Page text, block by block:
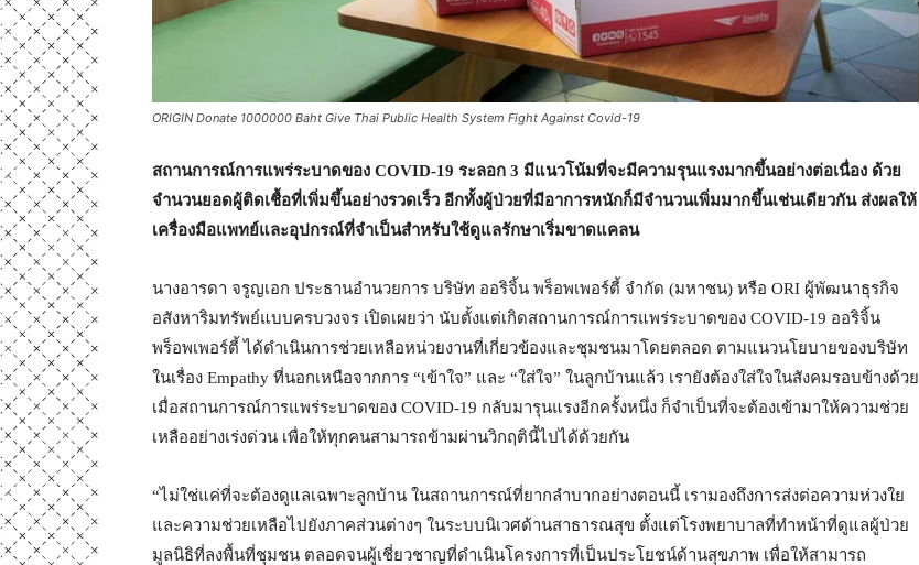
ORIGIN Donate 1000000 Baht Give Thai Public Health System Fight Against Covid-19
สถานการณ์การแพร่ระบาดของ COVID-19 ระลอก 3 มีแนวโน้มที่จะมีความรุนแรงมากขึ้นอย่างต่อเนื่อง ด้วย
จำนวนยอดผู้ติดเชื้อที่เพิ่มขึ้นอย่างรวดเร็ว อีกทั้งผู้ป่วยที่มีอาการหนักก็มีจำนวนเพิ่มมากขึ้นเช่นเดียวกัน ส่งผลให้
เครื่องมือแพทย์และอุปกรณ์ที่จำเป็นสำหรับใช้ดูแลรักษาเริ่มขาดแคลน
นางอารดา จรูญเอก ประธานอำนวยการ บริษัท ออริจิ้น พร็อพเพอร์ตี้ จำกัด (มหาชน) หรือ ORI ผู้พัฒนาธุรกิจ
อสังหาริมทรัพย์แบบครบวงจร เปิดเผยว่า นับตั้งแต่เกิดสถานการณ์การแพร่ระบาดของ COVID-19 ออริจิ้น
พร็อพเพอร์ตี้ ได้ดำเนินการช่วยเหลือหน่วยงานที่เกี่ยวข้องและชุมชนมาโดยตลอด ตามแนวนโยบายของบริษัท
ในเรื่อง Empathy ที่นอกเหนือจากการ “เข้าใจ” และ “ใส่ใจ” ในลูกบ้านแล้ว เรายังต้องใส่ใจในสังคมรอบข้างด้วย
เมื่อสถานการณ์การแพร่ระบาดของ COVID-19 กลับมารุนแรงอีกครั้งหนึ่ง ก็จำเป็นที่จะต้องเข้ามาให้ความช่วย
เหลืออย่างเร่งด่วน เพื่อให้ทุกคนสามารถข้ามผ่านวิกฤตินี้ไปได้ด้วยกัน
“ไม่ใช่แค่ที่จะต้องดูแลเฉพาะลูกบ้าน ในสถานการณ์ที่ยากลำบากอย่างตอนนี้ เรามองถึงการส่งต่อความห่วงใย
และความช่วยเหลือไปยังภาคส่วนต่างๆ ในระบบนิเวศด้านสาธารณสุข ตั้งแต่โรงพยาบาลที่ทำหน้าที่ดูแลผู้ป่วย
มูลนิธิที่ลงพื้นที่ชุมชน ตลอดจนผู้เชี่ยวชาญที่ดำเนินโครงการที่เป็นประโยชน์ด้านสุขภาพ เพื่อให้สามารถ